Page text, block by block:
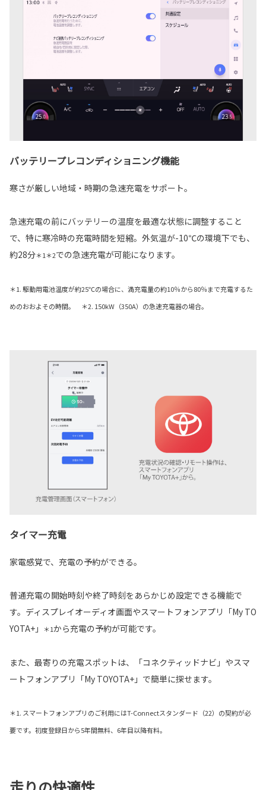
バッテリープレコンディショニング機能
寒さが厳しい地域・時期の急速充電をサポート。
急速充電の前にバッテリーの温度を最適な状態に調整すること
で、特に寒冷時の充電時間を短縮。外気温が-10℃の環境下でも、
約28分＊1＊2での急速充電が可能になります。
＊1. 駆動用電池温度が約25℃の場合に、満充電量の約10％から80％まで充電するた
めのおおよその時間。 ＊2. 150kW（350A）の急速充電器の場合。
タイマー充電
家電感覚で、充電の予約ができる。
普通充電の開始時刻や終了時刻をあらかじめ設定できる機能で
す。ディスプレイオーディオ画面やスマートフォンアプリ「My TO
YOTA+」
＊1から充電の予約が可能です。
また、最寄りの充電スポットは、「コネクティッドナビ」やスマ
ートフォンアプリ「My TOYOTA+」で簡単に探せます。
＊1. スマートフォンアプリのご利用にはT-Connectスタンダード（22）の契約が必
要です。初度登録日から5年間無料、6年目以降有料。